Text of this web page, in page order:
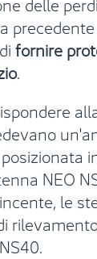
fornire
.
NEO
le